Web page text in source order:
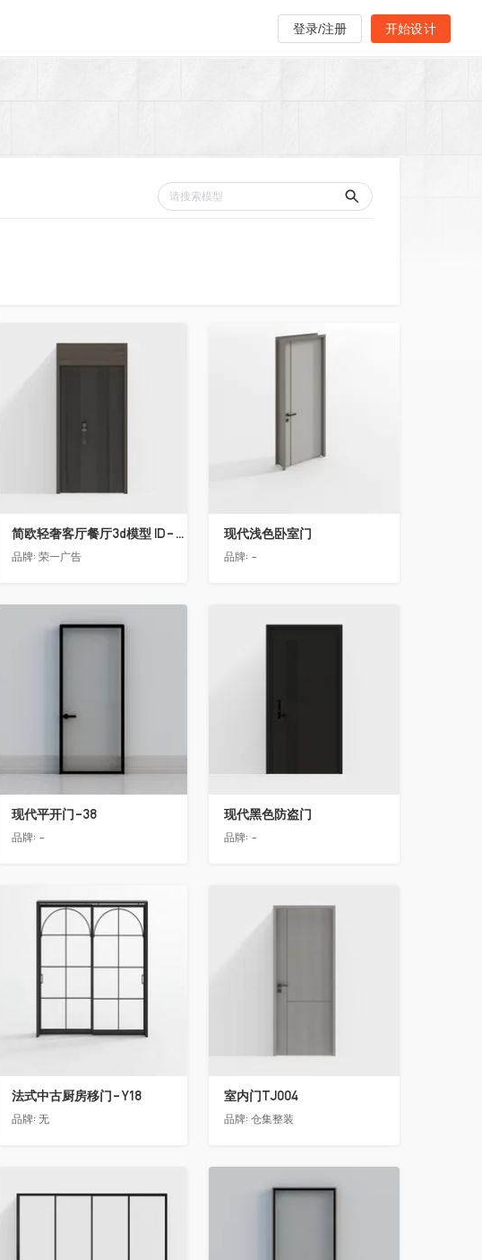
登录/注册 开始设计
收藏
简欧轻奢客厅餐厅3d模型 ID-11490558入户门2
品牌:荣一广告
现代浅色卧室门
品牌: -
收藏
现代平开门-38
品牌: -
收藏
现代黑色防盗门
品牌: -
收藏
法式中古厨房移门-Y18
品牌:无
收藏
室内门TJ004
品牌:仓集整装
收藏 收藏